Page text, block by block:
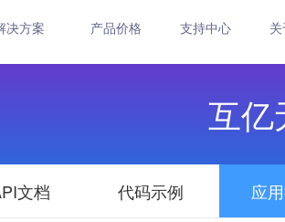
决方案 产品价格 支持中心
互亿
文档 代码示例 应